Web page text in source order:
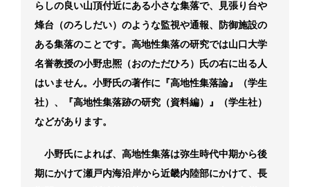
らしの良い山頂付近にある小さな集落で、見張り台や
烽台（のろしだい）のような監視や通報、防御施設の
ある集落のことです。高地性集落の研究では山口大学
名誉教授の小野忠熈（おのただひろ）氏の右に出る人
はいません。小野氏の著作に『高地性集落論』（学生
社）、『高地性集落跡の研究（資料編）』（学生社）
などがあります。
小野氏によれば、高地性集落は弥生時代中期から後
期にかけて瀬戸内海沿岸から近畿内陸部にかけて、長